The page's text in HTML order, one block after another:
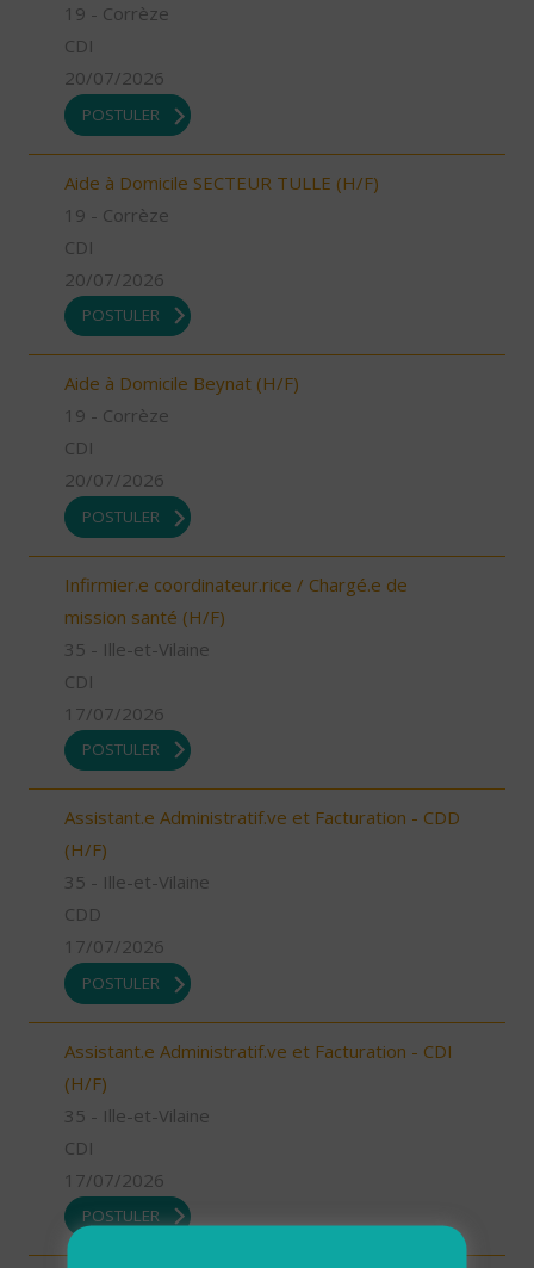
19 - Corrèze
CDI
20/07/2026
POSTULER
Aide à Domicile SECTEUR TULLE (H/F)
19 - Corrèze
CDI
20/07/2026
POSTULER
Aide à Domicile Beynat (H/F)
19 - Corrèze
CDI
20/07/2026
POSTULER
Infirmier.e coordinateur.rice / Chargé.e de
mission santé (H/F)
35 - Ille-et-Vilaine
CDI
17/07/2026
POSTULER
Assistant.e Administratif.ve et Facturation - CDD
(H/F)
35 - Ille-et-Vilaine
CDD
17/07/2026
POSTULER
Assistant.e Administratif.ve et Facturation - CDI
(H/F)
35 - Ille-et-Vilaine
CDI
17/07/2026
POSTULER